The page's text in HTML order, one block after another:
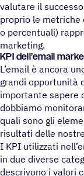
valutare il
proprio le
o percentuali)
marketing.
KPI dell’email
​​L’email è ancora
grandi opportunità
importante sapere
dobbiamo
quali sono gli
risultati delle
I KPI utilizzati
in due diverse
descrivono i valori